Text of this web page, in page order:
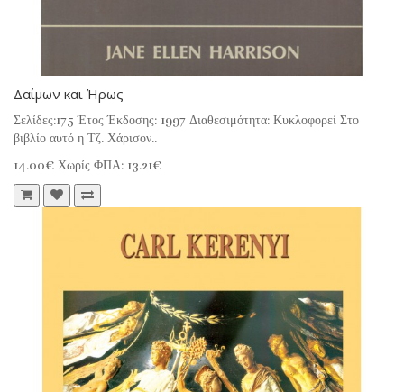
Δαίμων και Ήρως
Σελίδες:175 Έτος Έκδοσης: 1997 Διαθεσιμότητα: Κυκλοφορεί Στο
βιβλίο αυτό η Τζ. Χάρισον..
14.00€ Χωρίς ΦΠΑ: 13.21€